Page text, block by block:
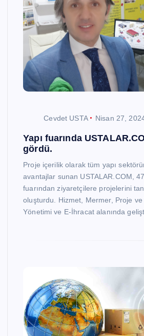
Cevdet USTA Nisan 27,
Yapı fuarında
gördü.
Proje içerilik olarak tüm yapı
avantajlar sunan USTALAR.COM,
fuarından ziyaretçilere projelerini
oluşturdu. Hizmet, Mermer, Proje
Yönetimi ve E-İhracat alanında